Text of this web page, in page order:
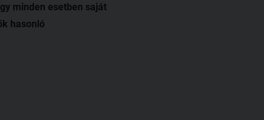
minden esetben saját
hasonló